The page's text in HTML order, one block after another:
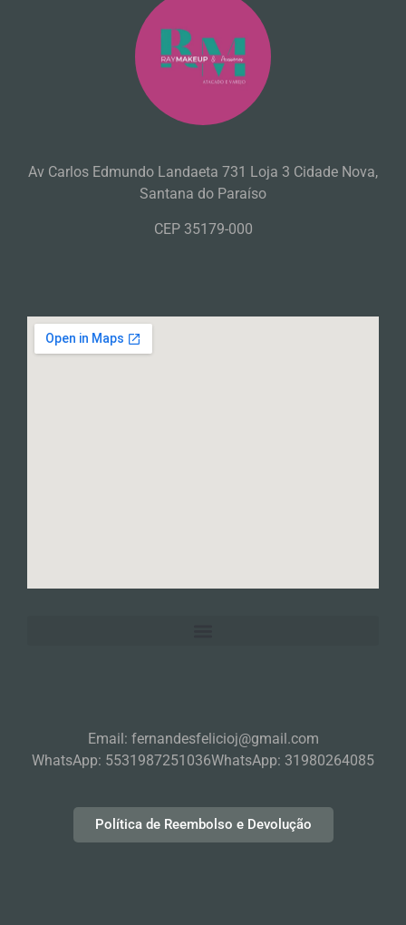
Av Carlos Edmundo Landaeta 731 Loja 3 Cidade Nova,
Santana do Paraíso
CEP 35179-000
Email: fernandesfelicioj@gmail.com
WhatsApp: 5531987251036WhatsApp: 31980264085
Política de Reembolso e Devolução